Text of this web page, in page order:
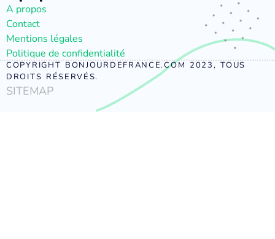
A propos
Contact
Mentions légales
Politique de confidentialité
COPYRIGHT BONJOURDEFRANCE.COM 2023, TOUS
DROITS RÉSERVÉS.
SITEMAP